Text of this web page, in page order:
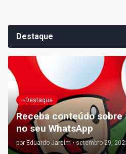
Destaque
~Destaque
Receba conteúdo sobre
no seu WhatsApp
por Eduardo Jardim • setembro 29,